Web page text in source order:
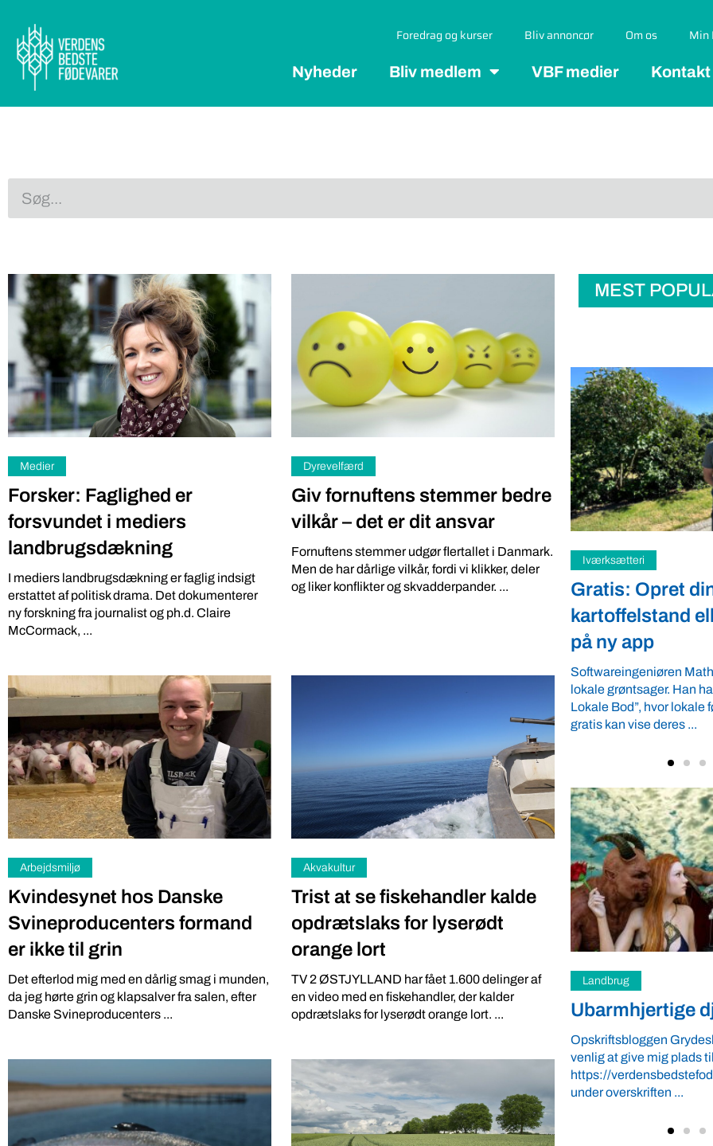
Foredrag og kurser Bliv annoncør Om os Min
Nyheder Bliv medlem VBF medier Kontakt
Medier
Forsker: Faglighed er
forsvundet i mediers
landbrugsdækning
I mediers landbrugsdækning er faglig indsigt
erstattet af politisk drama. Det dokumenterer
ny forskning fra journalist og ph.d. Claire
McCormack, ...
Dyrevelfærd
Giv fornuftens stemmer bedre
vilkår – det er dit ansvar
Fornuftens stemmer udgør flertallet i Danmark.
Men de har dårlige vilkår, fordi vi klikker, deler
og liker konflikter og skvadderpander. ...
Arbejdsmiljø
Kvindesynet hos Danske
Svineproducenters formand
er ikke til grin
Det efterlod mig med en dårlig smag i munden,
da jeg hørte grin og klapsalver fra salen, efter
Danske Svineproducenters ...
Akvakultur
Trist at se fiskehandler kalde
opdrætslaks for lyserødt
orange lort
TV 2 ØSTJYLLAND har fået 1.600 delinger af
en video med en fiskehandler, der kalder
opdrætslaks for lyserødt orange lort. ...
MEST
DR podcasts om pesticider
bør være pligtlytning for alle
med pesticidholdninger
To DR-podcasts om kemikalier med Huxi Bach
som vært og Nina Cedergreen som gæst, bør
være pligtlytning for alle med ...
Iværksætteri
Gratis: Opret din
Softwareingeniøren Mathias Faulkner elsker
Samfund
Fredspligt giver
strategisk fordel
Arbejdsgiverforeningen
ordnede forhold, som
landmænd – også i usikre
velkommen ...
Fødevarer
200 udenlandske journalister
skal se på dansk landbrug og
ypperste af dansk landbrug og mad, når Danske
Fødevare- og Landbrugsjournalister ...
Landbrug
Ubarmhjertige djævle
Opskriftsbloggen Grydeskeen.dk har været så
under overskriften ...
Hav-Grøntsager
Tang skal
luges eller
Som overstyrmand på
Louise Windelboe smag
danskerne med på havet